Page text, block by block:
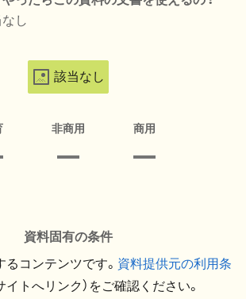
し
該当なし
非商用 商用
資料固有の条件
コンテンツです。 資料提供元の利用条
イトへリンク）をご確認ください。